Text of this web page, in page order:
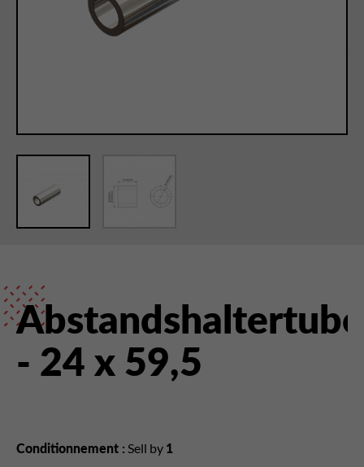
Abstandshaltertubo
- 24 x 59,5
Conditionnement : Sell by 1